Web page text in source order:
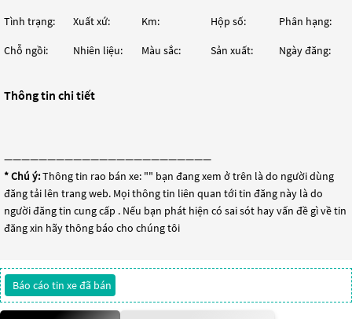
Tình trạng: Xuất xứ: Km: Hộp số: Phân hạng:
Chỗ ngồi: Nhiên liệu: Màu sắc: Sản xuất: Ngày đăng:
Thông tin chi tiết
————————————————————————
* Chú ý:Thông tin rao bán xe: "" bạn đang xem ở trên là do người dùng
đăng tải lên trang web. Mọi thông tin liên quan tới tin đăng này là do
người đăng tin cung cấp . Nếu bạn phát hiện có sai sót hay vấn đề gì về tin
đăng xin hãy thông báo cho chúng tôi
Báo cáo tin xe đã bán